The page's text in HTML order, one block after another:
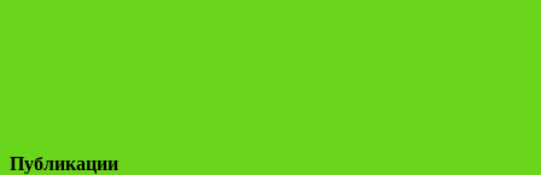
Публикации